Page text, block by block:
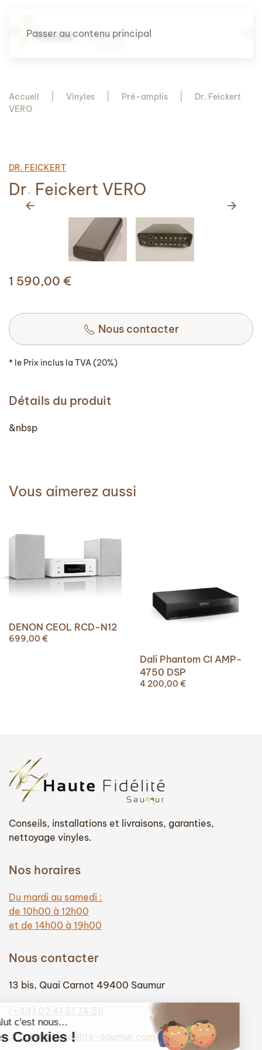
Passer au contenu principal
Accueil Vinyles Pré-amplis
Dr. Feickert
VERO
DR. FEICKERT
Dr. Feickert VERO
1 590,00 €
Nous contacter
* le Prix inclus la TVA (20%)
Détails du produit
&nbsp
Vous aimerez aussi
DENON CEOL RCD-N12
699,00 €
Dali Phantom CI AMP-
4750 DSP
4 200,00 €
Conseils, installations et livraisons, garanties,
nettoyage vinyles.
Nos horaires
Du mardi au samedi :
de 10h00 à 12h00
et de 14h00 à 19h00
Nous contacter
13 bis, Quai Carnot 49400 Saumur
(+33) 02 41 51 74 58
info@hautefidelite-saumur.com